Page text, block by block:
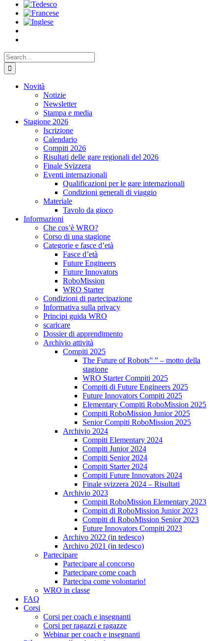
Search
for:
Novità
Notizie
Newsletter
Stampa e media
Stagione 2026
Iscrizione
Calendario
Compiti 2026
Risultati delle gare regionali del 2026
Finale Svizzera
Eventi internazionali
Qualificazioni per le gare internazionali
Condizioni generali di viaggio
Materiale
Tavolo da gioco
Informazioni
Che cos’è WRO?
Corso di una stagione
Categorie e fasce d’età
Fasce d’età
Future Engineers
Future Innovators
RoboMission
WRO Starter
Condizioni di partecipazione
Informativa sulla privacy
Principi guida WRO
scaricare
Dossier di apprendimento
Archivio attività
Compiti 2025
The Future of Robots” ” – motto della
stagione
WRO Starter Compiti 2025
Compiti di Future Engineers 2025
Future Innovators Compiti 2025
Elementary Compiti RoboMission 2025
Compiti RoboMission Junior 2025
Senior Compiti RoboMission 2025
Archivio 2024
Compiti Elementary 2024
Compiti Junior 2024
Compiti Senior 2024
Compiti Starter 2024
Compiti Future Innovators 2024
Finale svizzera 2024 – Risultati
Archivio 2023
Compiti RoboMission Elementary 2023
Compiti di RoboMission Junior 2023
Compiti di RoboMission Senior 2023
Future Innovators Compiti 2023
Archivo 2022 (in tedesco)
Archivo 2021 (in tedesco)
Partecipare
Partecipare al concorso
Partecipare come coach
Partecipa come volontario!
WRO in classe
FAQ
Corsi
Corsi per coach e insegnanti
Corsi per ragazzi e ragazze
Webinar per coach e insegnanti